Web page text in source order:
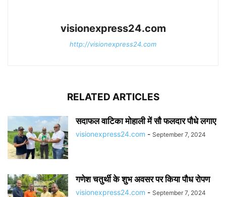
visionexpress24.com
http://visionexpress24.com
RELATED ARTICLES
सदाफल वाटिका मोहाली में सौ फलदार पौधे लगाए
visionexpress24.com - September 7, 2024
गणेश चतुर्थी के शुभ अवसर पर किया पौध रोपण
visionexpress24.com - September 7, 2024